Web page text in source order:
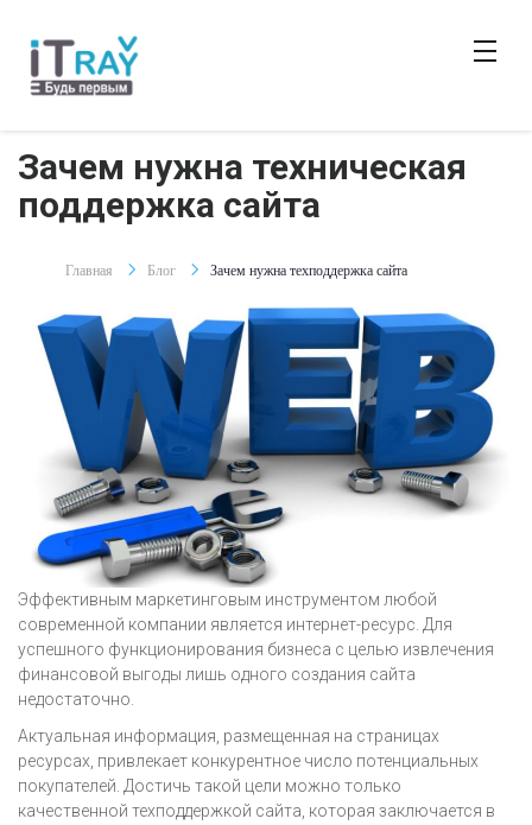
Зачем нужна техническая
поддержка сайта
Главная Блог Зачем нужна техподдержка сайта
Эффективным маркетинговым инструментом любой
современной компании является интернет-ресурс. Для
успешного функционирования бизнеса с целью извлечения
финансовой выгоды лишь одного создания сайта
недостаточно.
Актуальная информация, размещенная на страницах
ресурсах, привлекает конкурентное число потенциальных
покупателей. Достичь такой цели можно только
качественной техподдержкой сайта, которая заключается в